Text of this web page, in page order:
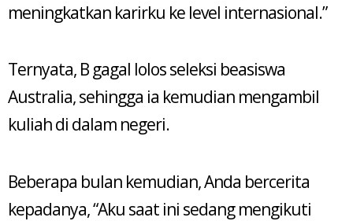
meningkatkan karirku ke level internasional.”
Ternyata, B gagal lolos seleksi beasiswa
Australia, sehingga ia kemudian mengambil
kuliah di dalam negeri.
Beberapa bulan kemudian, Anda bercerita
kepadanya, “Aku saat ini sedang mengikuti